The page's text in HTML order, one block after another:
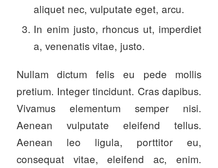
aliquet nec, vulputate eget, arcu.
In enim justo, rhoncus ut, imperdiet
a, venenatis vitae, justo.
Nullam dictum felis eu pede mollis
pretium. Integer tincidunt. Cras dapibus.
Vivamus elementum semper nisi.
Aenean vulputate eleifend tellus.
Aenean leo ligula, porttitor eu,
consequat vitae, eleifend ac, enim.